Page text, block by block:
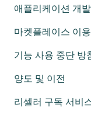
애플리케이션 개
마켓플레이스 이
기능 사용 중단 방
양도 및 이전
리셀러 구독 서비